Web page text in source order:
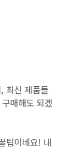
최신 제품들
매해도 되겠
팁이네요! 내